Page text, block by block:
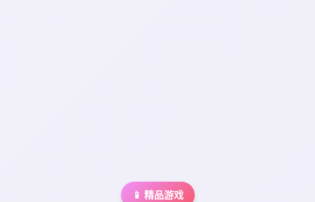
📱 精品游戏